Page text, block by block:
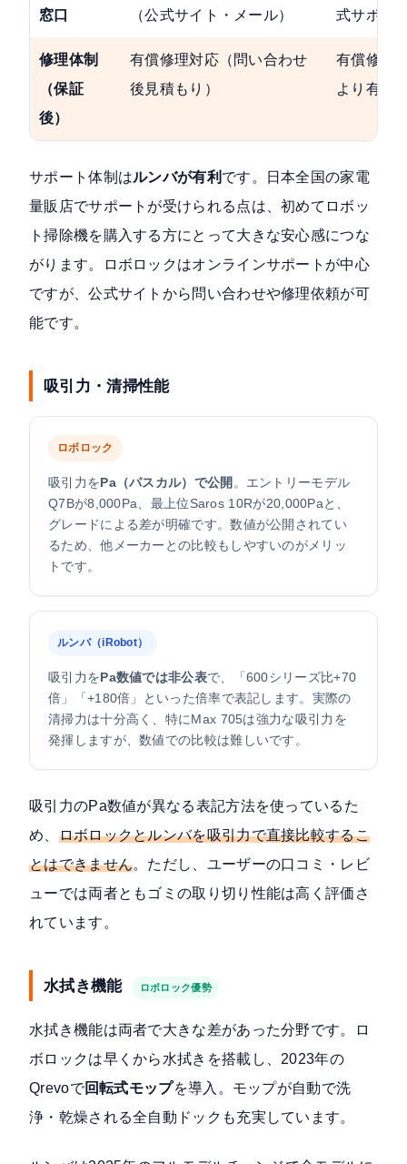
窓口 （公式サイト・メール） 式サポー
修理体制
（保証
後）
有償修理対応（問い合わせ
後見積もり）
有償修理
より有償
サポート体制はルンバが有利 です。日本全国の家電
量販店でサポートが受けられる点は、初めてロボッ
ト掃除機を購入する方にとって大きな安心感につな
がります。ロボロックはオンラインサポートが中心
ですが、公式サイトから問い合わせや修理依頼が可
能です。
吸引力・清掃性能
ロボロック
吸引力をPa（パスカル）で公開 。エントリーモデル
Q7Bが8,000Pa、最上位Saros 10Rが20,000Paと、
グレードによる差が明確です。数値が公開されてい
るため、他メーカーとの比較もしやすいのがメリッ
トです。
ルンバ（iRobot）
吸引力をPa数値では非公表で、「600シリーズ比+70
倍」「+180倍」といった倍率で表記します。実際の
清掃力は十分高く、特にMax 705は強力な吸引力を
発揮しますが、数値での比較は難しいです。
吸引力のPa数値が異なる表記方法を使っているた
め、 ロボロックとルンバを吸引力で直接比較するこ
とはできません。ただし、ユーザーの口コミ・レビ
ューでは両者ともゴミの取り切り性能は高く評価さ
れています。
水拭き機能 ロボロック優勢
水拭き機能は両者で大きな差があった分野です。ロ
ボロックは早くから水拭きを搭載し、2023年の
Qrevoで回転式モップを導入。モップが自動で洗
浄・乾燥される全自動ドックも充実しています。